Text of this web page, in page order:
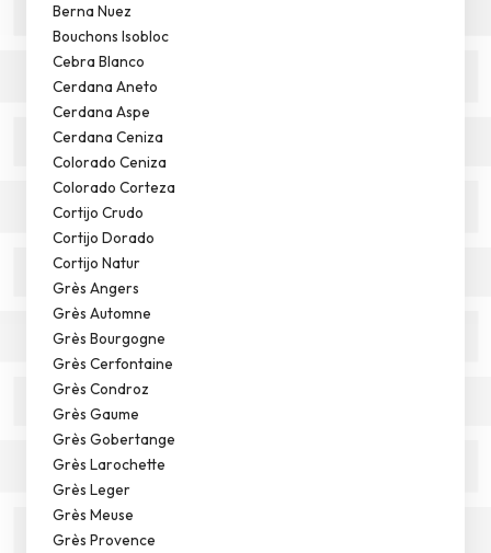
Berna Nuez
Bouchons Isobloc
Cebra Blanco
Cerdana Aneto
Cerdana Aspe
Cerdana Ceniza
Colorado Ceniza
Colorado Corteza
Cortijo Crudo
Cortijo Dorado
Cortijo Natur
Grès Angers
Grès Automne
Grès Bourgogne
Grès Cerfontaine
Grès Condroz
Grès Gaume
Grès Gobertange
Grès Larochette
Grès Leger
Grès Meuse
Grès Provence